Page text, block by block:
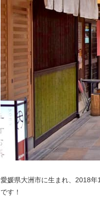
愛媛県大洲市に生まれ、2018
です！